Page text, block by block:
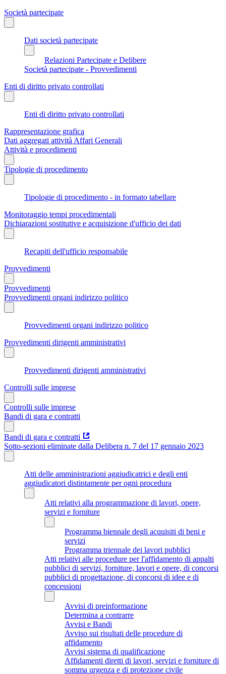
Società partecipate
Dati società partecipate
Relazioni Partecipate e Delibere
Società partecipate - Provvedimenti
Enti di diritto privato controllati
Enti di diritto privato controllati
Rappresentazione grafica
Dati aggregati attività Affari Generali
Attività e procedimenti
Tipologie di procedimento
Tipologie di procedimento - in formato tabellare
Monitoraggio tempi procedimentali
Dichiarazioni sostitutive e acquisizione d'ufficio dei dati
Recapiti dell'ufficio responsabile
Provvedimenti
Provvedimenti
Provvedimenti organi indirizzo politico
Provvedimenti organi indirizzo politico
Provvedimenti dirigenti amministrativi
Provvedimenti dirigenti amministrativi
Controlli sulle imprese
Controlli sulle imprese
Bandi di gara e contratti
Bandi di gara e contratti
Sotto-sezioni eliminate dalla Delibera n. 7 del 17 gennaio 2023
Atti delle amministrazioni aggiudicatrici e degli enti
aggiudicatori distintamente per ogni procedura
Atti relativi alla programmazione di lavori, opere,
servizi e forniture
Programma biennale degli acquisiti di beni e
servizi
Programma triennale dei lavori pubblici
Atti relativi alle procedure per l'affidamento di appalti
pubblici di servizi, forniture, lavori e opere, di concorsi
pubblici di progettazione, di concorsi di idee e di
concessioni
Avvisi di preinformazione
Determina a contrarre
Avvisi e Bandi
Avviso sui risultati delle procedure di
affidamento
Avvisi sistema di qualificazione
Affidamenti diretti di lavori, servizi e forniture di
somma urgenza e di protezione civile